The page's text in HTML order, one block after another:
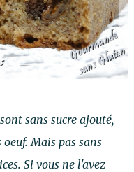
sans sucre ajouté,
Mais pas sans
Si vous ne l'avez